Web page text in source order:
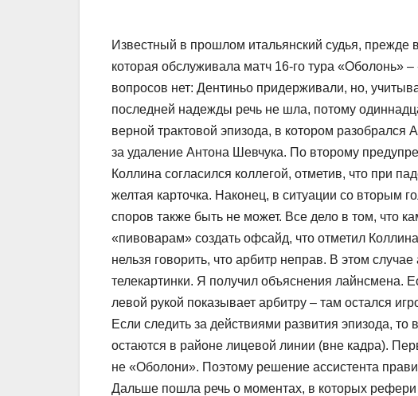
Известный в прошлом итальянский судья, прежде
которая обслуживала матч 16-го тура «Оболонь»
вопросов нет: Дентиньо придерживали, но,
последней надежды речь не шла, потому
верной трактовой эпизода, в котором
за удаление Антона Шевчука. По второму
Коллина согласился коллегой, отметив, что при
желтая карточка. Наконец, в ситуации со вторым
споров также быть не может. Все дело в том, что
«пивоварам» создать офсайд, что отметил
нельзя говорить, что арбитр неправ. В этом
телекартинки. Я получил объяснения лайнсмена.
левой рукой показывает арбитру – там остался
Если следить за действиями развития эпизода,
остаются в районе лицевой линии (вне кадра).
не «Оболони». Поэтому решение ассистента
Дальше пошла речь о моментах, в которых